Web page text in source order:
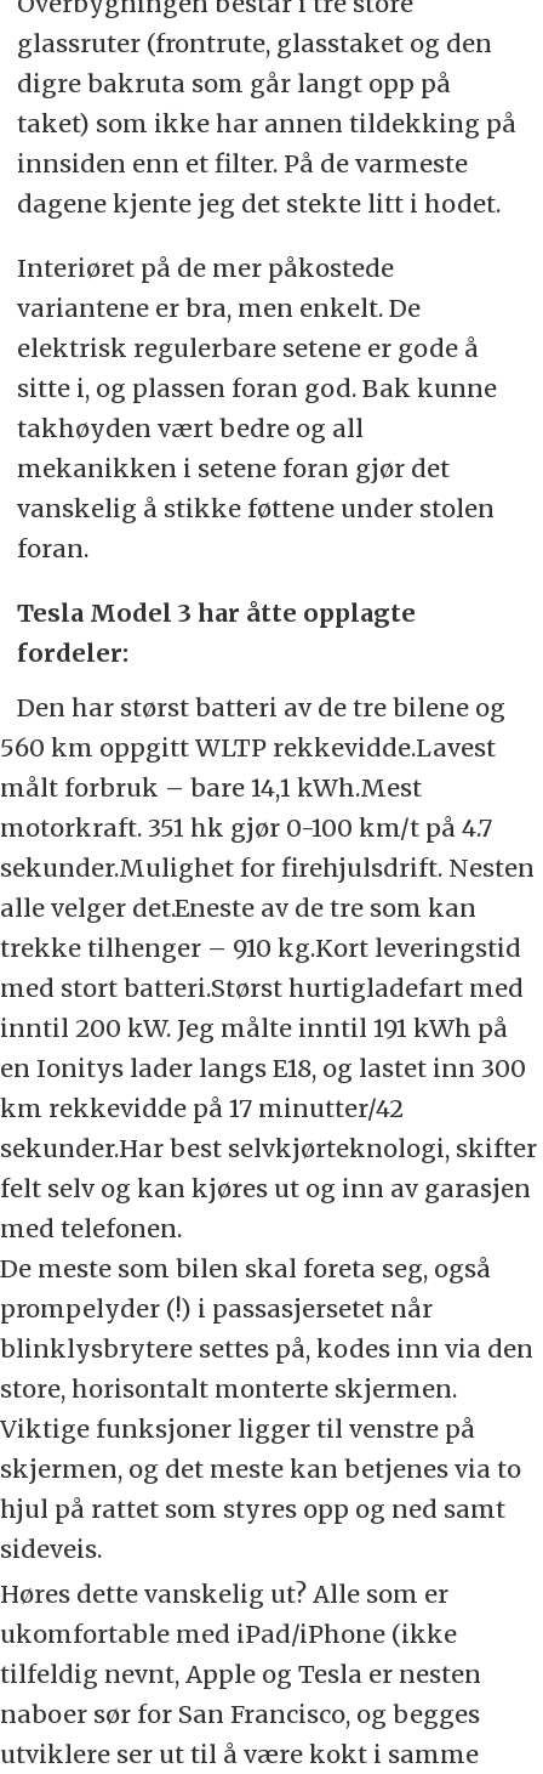
glassruter (frontrute, glasstaket og den
digre bakruta som går langt opp på
taket) som ikke har annen tildekking på
innsiden enn et filter. På de varmeste
dagene kjente jeg det stekte litt i hodet.
Interiøret på de mer påkostede
variantene er bra, men enkelt. De
elektrisk regulerbare setene er gode å
sitte i, og plassen foran god. Bak kunne
takhøyden vært bedre og all
mekanikken i setene foran gjør det
vanskelig å stikke føttene under stolen
foran.
Tesla Model 3 har åtte opplagte
fordeler:
Den har størst batteri av de tre bilene og
560 km oppgitt WLTP rekkevidde.Lavest
målt forbruk – bare 14,1 kWh.Mest
motorkraft. 351 hk gjør 0-100 km/t på 4.7
sekunder.Mulighet for firehjulsdrift. Nesten
alle velger det.Eneste av de tre som kan
trekke tilhenger – 910 kg.Kort leveringstid
med stort batteri.Størst hurtigladefart med
inntil 200 kW. Jeg målte inntil 191 kWh på
en Ionitys lader langs E18, og lastet inn 300
km rekkevidde på 17 minutter/42
sekunder.Har best selvkjørteknologi, skifter
felt selv og kan kjøres ut og inn av garasjen
med telefonen.
De meste som bilen skal foreta seg, også
prompelyder (!) i passasjersetet når
blinklysbrytere settes på, kodes inn via den
store, horisontalt monterte skjermen.
Viktige funksjoner ligger til venstre på
skjermen, og det meste kan betjenes via to
hjul på rattet som styres opp og ned samt
sideveis.
Høres dette vanskelig ut? Alle som er
ukomfortable med iPad/iPhone (ikke
tilfeldig nevnt, Apple og Tesla er nesten
naboer sør for San Francisco, og begges
utviklere ser ut til å være kokt i samme